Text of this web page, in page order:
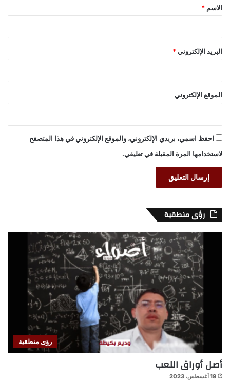
*
الاسم *
البريد الإلكتروني *
الموقع الإلكتروني
احفظ اسمي، بريدي الإلكتروني، والموقع الإلكتروني في هذا المتصفح
لاستخدامها المرة المقبلة في تعليقي.
رؤى منطقية
رؤى منطقية
أصل أوراق اللعب
19 أغسطس، 2023